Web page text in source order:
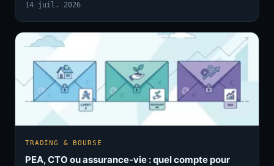
14 juil. 2026
TRADING & BOURSE
PEA, CTO ou assurance-vie : quel compte pour